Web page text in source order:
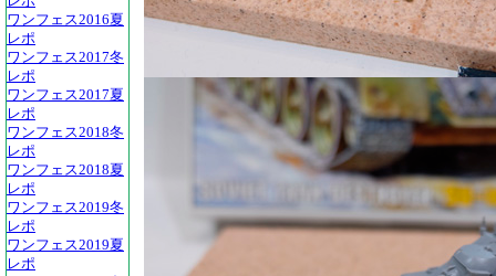
ワンフェス2016夏
レポ
ワンフェス2017冬
レポ
ワンフェス2017夏
レポ
ワンフェス2018冬
レポ
ワンフェス2018夏
レポ
ワンフェス2019冬
レポ
ワンフェス2019夏
レポ